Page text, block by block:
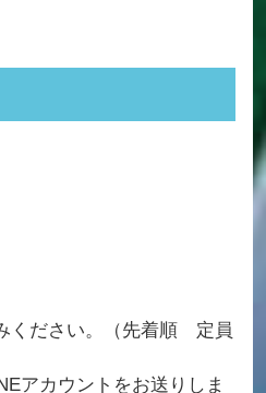
ください。（先着順 定員
アカウントをお送りしま